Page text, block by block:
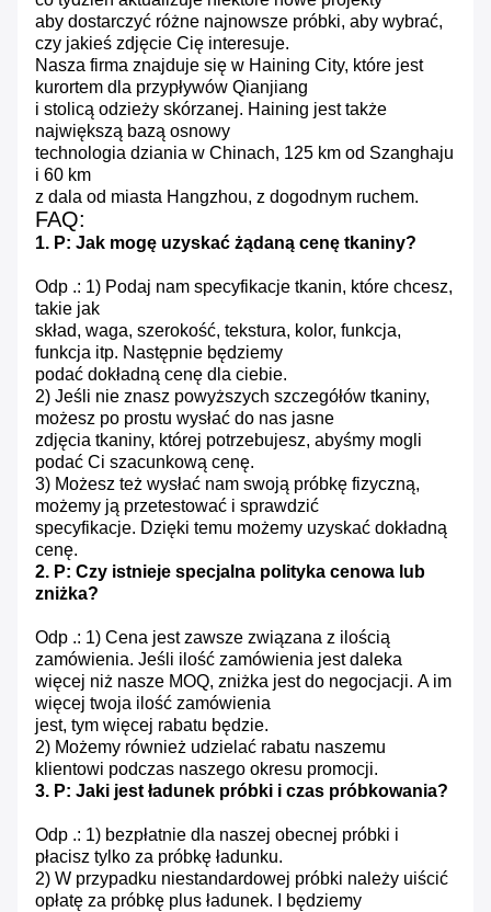
aby dostarczyć różne najnowsze próbki, aby wybrać,
czy jakieś zdjęcie Cię interesuje.
Nasza firma znajduje się w Haining City, które jest
kurortem dla przypływów Qianjiang
i stolicą odzieży skórzanej. Haining jest także
największą bazą osnowy
technologia dziania w Chinach, 125 km od Szanghaju
i 60 km
z dala od miasta Hangzhou, z dogodnym ruchem.
FAQ:
1. P: Jak mogę uzyskać żądaną cenę tkaniny?
Odp .: 1) Podaj nam specyfikacje tkanin, które chcesz,
takie jak
skład, waga, szerokość, tekstura, kolor, funkcja,
funkcja itp. Następnie będziemy
podać dokładną cenę dla ciebie.
2) Jeśli nie znasz powyższych szczegółów tkaniny,
możesz po prostu wysłać do nas jasne
zdjęcia tkaniny, której potrzebujesz, abyśmy mogli
podać Ci szacunkową cenę.
3) Możesz też wysłać nam swoją próbkę fizyczną,
możemy ją przetestować i sprawdzić
specyfikacje. Dzięki temu możemy uzyskać dokładną
cenę.
2. P: Czy istnieje specjalna polityka cenowa lub
zniżka?
Odp .: 1) Cena jest zawsze związana z ilością
zamówienia. Jeśli ilość zamówienia jest daleka
więcej niż nasze MOQ, zniżka jest do negocjacji. A im
więcej twoja ilość zamówienia
jest, tym więcej rabatu będzie.
2) Możemy również udzielać rabatu naszemu
klientowi podczas naszego okresu promocji.
3. P: Jaki jest ładunek próbki i czas próbkowania?
Odp .: 1) bezpłatnie dla naszej obecnej próbki i
płacisz tylko za próbkę ładunku.
2) W przypadku niestandardowej próbki należy uiścić
opłatę za próbkę plus ładunek.
I będziemy